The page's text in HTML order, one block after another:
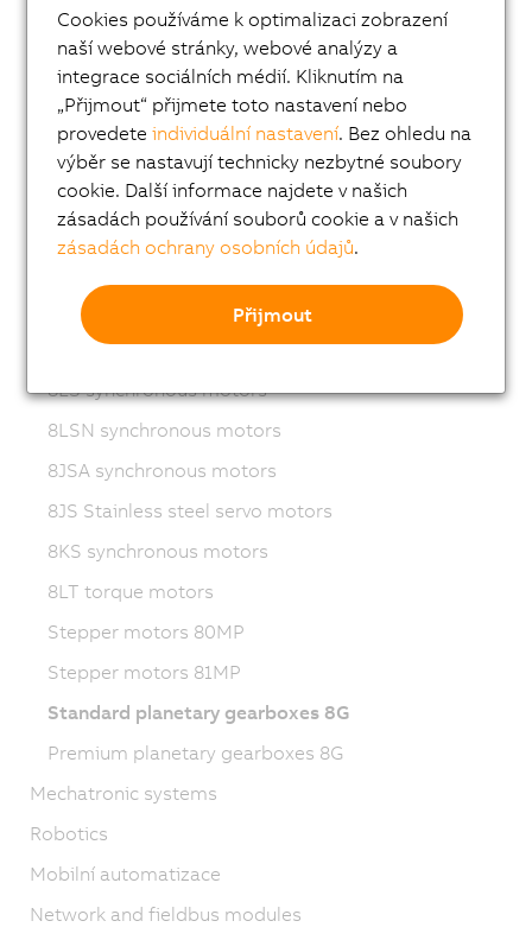
Variable frequency drives (VFD)
8LS-4 synchronous motors
8MS-4 synchronous motors
ACOPOSmotor Compact
8WSA servo motors
8WSB gear motors
8LVB gear motors
8LWA synchronous motors
8LS synchronous motors
8LSN synchronous motors
8JSA synchronous motors
8JS Stainless steel servo motors
8KS synchronous motors
8LT torque motors
Stepper motors 80MP
Stepper motors 81MP
Standard planetary gearboxes 8G
Premium planetary gearboxes 8G
Mechatronic systems
Robotics
Mobilní automatizace
Network and fieldbus modules
Cookies používáme k optimalizaci zobrazení
naší webové stránky, webové analýzy a
integrace sociálních médií. Kliknutím na
„Přijmout“ přijmete toto nastavení nebo
provedeteindividuální nastavení. Bez ohledu na
výběr se nastavují technicky nezbytné soubory
cookie. Další informace najdete v našich
zásadách používání souborů cookie a v našich
zásadách ochrany osobních údajů.
Přijmout